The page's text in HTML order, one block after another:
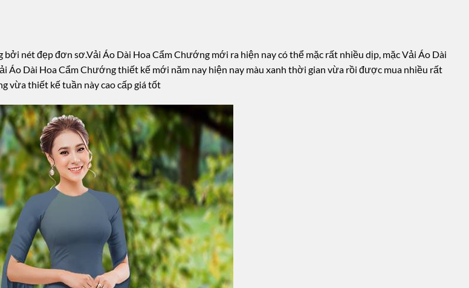
nét đẹp đơn sơ.Vải Áo Dài Hoa Cẩm Chướng mới ra hiện nay có thể mặc rất nhiều dịp, mặc Vải Áo Dài
Áo Dài Hoa Cẩm Chướng thiết kế mới năm nay hiện nay màu xanh thời gian vừa rồi được mua nhiều rất
vừa thiết kế tuần này cao cấp giá tốt